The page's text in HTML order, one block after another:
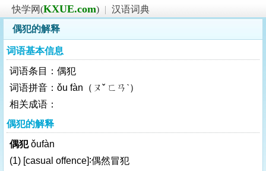
快学网(KXUE.com) | 汉语词典
偶犯的解释
词语基本信息
词语条目：偶犯
词语拼音：ǒu fàn（ㄡˇ ㄈㄢˋ）
相关成语：
偶犯的解释
偶犯 ǒufàn
(1) [casual offence]∶偶然冒犯